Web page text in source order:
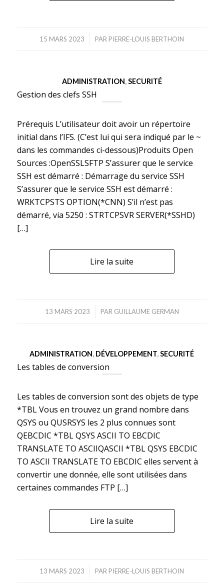
15 MARS 2023
/ PAR PIERRE-LOUIS BERTHOIN
ADMINISTRATION,SECURITÉ
Gestion des clefs SSH
Prérequis L’utilisateur doit avoir un répertoire
initial dans l’IFS. (C’est lui qui sera indiqué par le ~
dans les commandes ci-dessous)Produits Open
Sources :OpenSSLSFTP S’assurer que le service
SSH est démarré : Démarrage du service SSH
S’assurer que le service SSH est démarré :
WRKTCPSTS OPTION(*CNN) S’il n’est pas
démarré, via 5250 : STRTCPSVR SERVER(*SSHD)
[…]
Lire la suite
13 MARS 2023
/ PAR GUILLAUME GERMAN
ADMINISTRATION, DÉVELOPPEMENT,SECURITÉ
Les tables de conversion
Les tables de conversion sont des objets de type
*TBL Vous en trouvez un grand nombre dans
QSYS ou QUSRSYS les 2 plus connues sont
QEBCDIC *TBL QSYS ASCII TO EBCDIC
TRANSLATE TO ASCIIQASCII *TBL QSYS EBCDIC
TO ASCII TRANSLATE TO EBCDIC elles servent à
convertir une donnée, elle sont utilisées dans
certaines commandes FTP […]
Lire la suite
13 MARS 2023
/ PAR PIERRE-LOUIS BERTHOIN